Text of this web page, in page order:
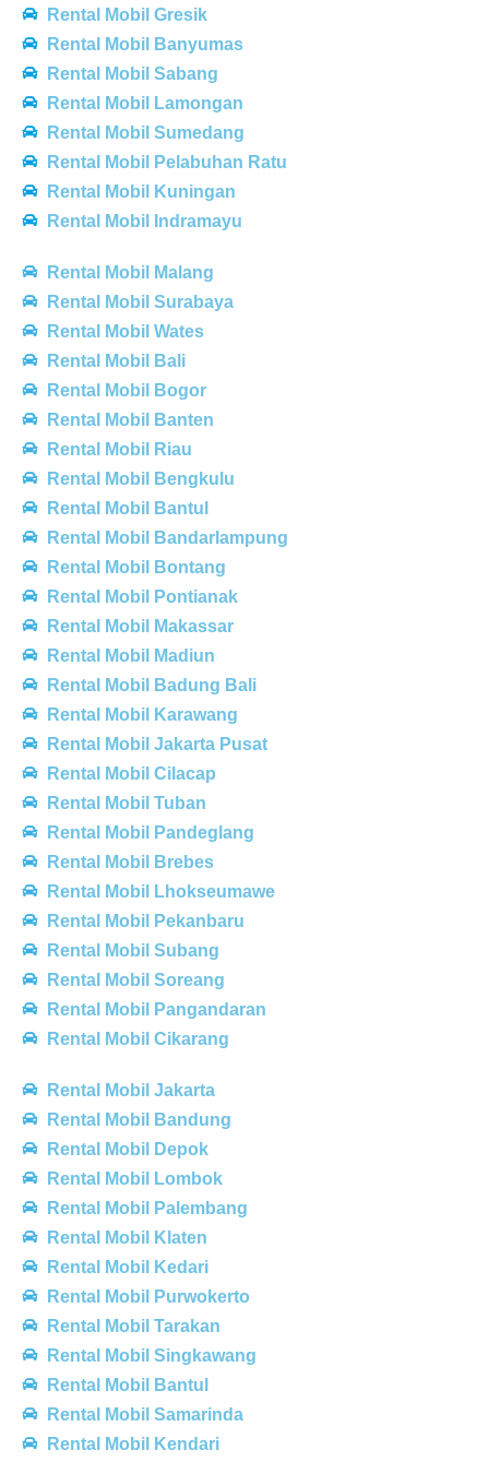
Rental Mobil Gresik
Rental Mobil Banyumas
Rental Mobil Sabang
Rental Mobil Lamongan
Rental Mobil Sumedang
Rental Mobil Pelabuhan Ratu
Rental Mobil Kuningan
Rental Mobil Indramayu
Rental Mobil Malang
Rental Mobil Surabaya
Rental Mobil Wates
Rental Mobil Bali
Rental Mobil Bogor
Rental Mobil Banten
Rental Mobil Riau
Rental Mobil Bengkulu
Rental Mobil Bantul
Rental Mobil Bandarlampung
Rental Mobil Bontang
Rental Mobil Pontianak
Rental Mobil Makassar
Rental Mobil Madiun
Rental Mobil Badung Bali
Rental Mobil Karawang
Rental Mobil Jakarta Pusat
Rental Mobil Cilacap
Rental Mobil Tuban
Rental Mobil Pandeglang
Rental Mobil Brebes
Rental Mobil Lhokseumawe
Rental Mobil Pekanbaru
Rental Mobil Subang
Rental Mobil Soreang
Rental Mobil Pangandaran
Rental Mobil Cikarang
Rental Mobil Jakarta
Rental Mobil Bandung
Rental Mobil Depok
Rental Mobil Lombok
Rental Mobil Palembang
Rental Mobil Klaten
Rental Mobil Kedari
Rental Mobil Purwokerto
Rental Mobil Tarakan
Rental Mobil Singkawang
Rental Mobil Bantul
Rental Mobil Samarinda
Rental Mobil Kendari